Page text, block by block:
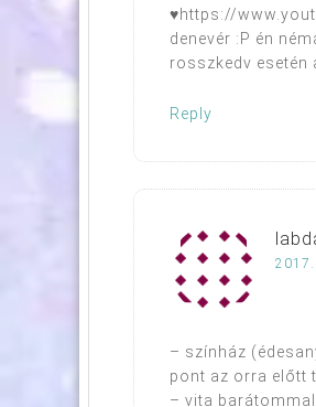
♥https://
denevér :P én
rosszkedv esetén
Reply
2017.
– színház
pont az orra előtt
– vita